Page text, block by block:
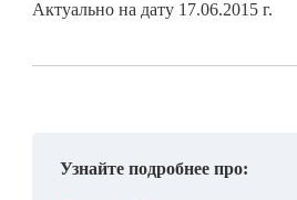
Актуально на дату 17.06.2015 г.
Узнайте подробнее про: